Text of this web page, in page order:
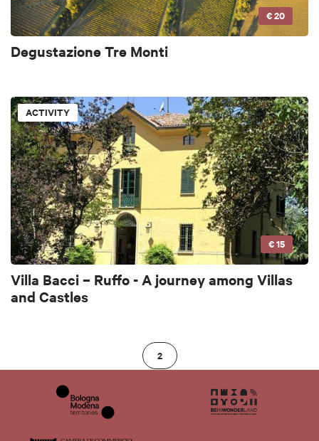
€ 20
Degustazione Tre Monti
ACTIVITY
€ 15
Villa Bacci – Ruffo - A journey among Villas
and Castles
2